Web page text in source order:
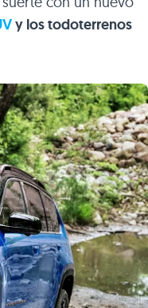
y los todoterrenos